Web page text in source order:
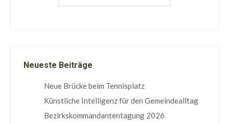
Neueste Beiträge
Neue Brücke beim Tennisplatz
Künstliche Intelligenz für den Gemeindealltag
Bezirkskommandantentagung 2026